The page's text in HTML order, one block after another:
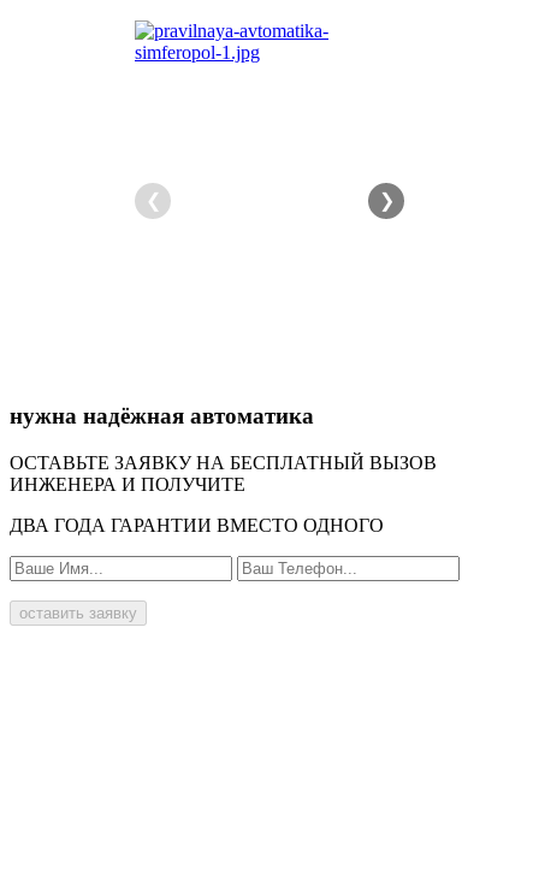
❮ ❯
нужна надёжная автоматика
ОСТАВЬТЕ ЗАЯВКУ НА БЕСПЛАТНЫЙ ВЫЗОВ
ИНЖЕНЕРА И ПОЛУЧИТЕ
ДВА ГОДА ГАРАНТИИ ВМЕСТО ОДНОГО
оставить заявку